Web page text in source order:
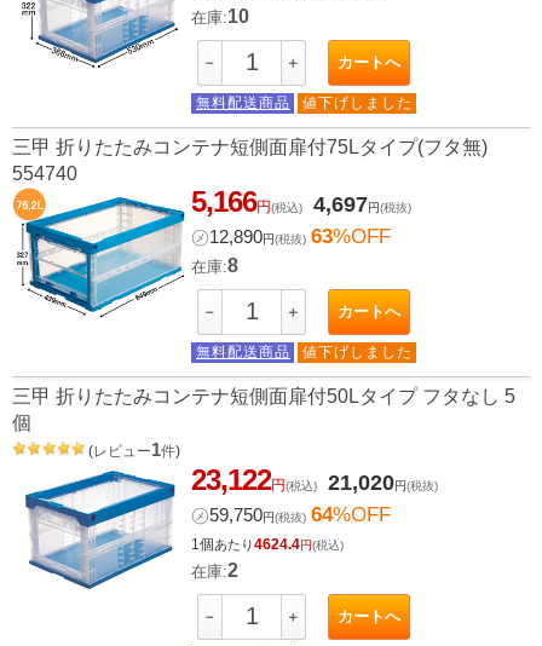
在庫:10
－ ＋ カートへ
無料配送商品 値下げしました
三甲 折りたたみコンテナ短側面扉付75Lタイプ(フタ無)
554740
5,166円(税込) 4,697円(税抜)
㋱12,890円(税抜) 63%OFF
在庫:8
－ ＋ カートへ
無料配送商品 値下げしました
三甲 折りたたみコンテナ短側面扉付50Lタイプ フタなし 5
個
(レビュー1件)
23,122円(税込) 21,020円(税抜)
㋱59,750円(税抜) 64%OFF
1個あたり4624.4円(税込)
在庫:2
－ ＋ カートへ